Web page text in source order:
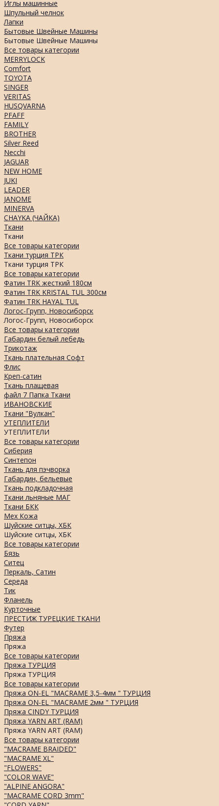
Иглы машинные
Шпульный челнок
Лапки
Бытовые Швейные Машины
Бытовые Швейные Машины
Все товары категории
MERRYLOCK
Comfort
TOYOTA
SINGER
VERITAS
HUSQVARNA
PFAFF
FAMILY
BROTHER
Silver Reed
Necchi
JAGUAR
NEW HOME
JUKI
LEADER
JANOME
MINERVA
CHAYKA (ЧАЙКА)
Ткани
Ткани
Все товары категории
Ткани турция ТРК
Ткани турция ТРК
Все товары категории
Фатин TRK жесткий 180см
Фатин TRK KRISTAL TUL 300см
Фатин TRK HAYAL TUL
Логос-Групп, Новосиборск
Логос-Групп, Новосиборск
Все товары категории
Габардин белый лебедь
Трикотаж
Ткань плательная Софт
Флис
Креп-сатин
Ткань плащевая
файл 7 Папка Ткани
ИВАНОВСКИЕ
Ткани "Вулкан"
УТЕПЛИТЕЛИ
УТЕПЛИТЕЛИ
Все товары категории
Сиберия
Синтепон
Ткань для пэчворка
Габардин, бельевые
Ткань подкладочная
Ткани льняные МАГ
Ткани БКК
Мех Кожа
Шуйские ситцы, ХБК
Шуйские ситцы, ХБК
Все товары категории
Бязь
Ситец
Перкаль, Сатин
Середа
Тик
Фланель
Курточные
ПРЕСТИЖ ТУРЕЦКИЕ ТКАНИ
Футер
Пряжа
Пряжа
Все товары категории
Пряжа ТУРЦИЯ
Пряжа ТУРЦИЯ
Все товары категории
Пряжа ON-EL "MACRAME 3,5-4мм " ТУРЦИЯ
Пряжа ON-EL "MACRAME 2мм " ТУРЦИЯ
Пряжа CINDY ТУРЦИЯ
Пряжа YARN ART (RAM)
Пряжа YARN ART (RAM)
Все товары категории
"MACRAME BRAIDED"
"MACRAME XL"
"FLOWERS"
"COLOR WAVE"
"ALPINE ANGORA"
"MACRAME CORD 3mm"